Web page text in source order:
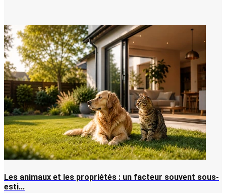
Les animaux et les propriétés : un facteur souvent sous-
esti...